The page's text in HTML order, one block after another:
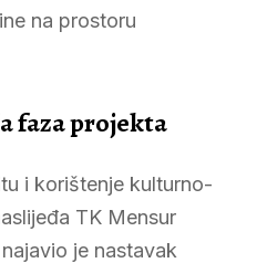
na prostoru
faza projekta
i korištenje kulturno-
TK Mensur
je nastavak